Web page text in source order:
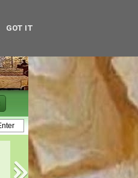
01 August 2026
Tο Αγιολόγιο της
ημέρας 01
Αυγούστου
GOT IT